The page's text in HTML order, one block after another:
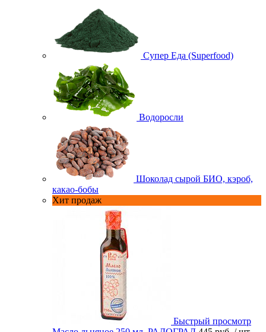
Супер Еда (Superfood)
Водоросли
Шоколад сырой БИО, кэроб,
какао-бобы
Хит продаж
Быстрый просмотр